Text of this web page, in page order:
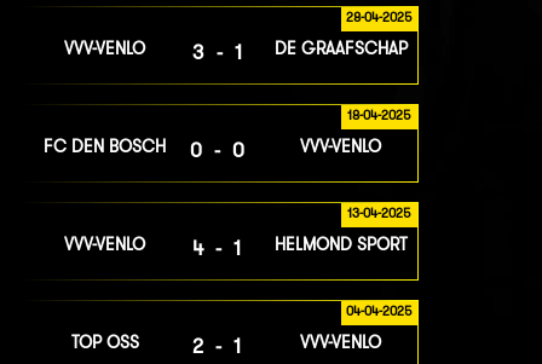
28-04-2025
VVV-VENLO 3-1 DE GRAAFSCHAP
18-04-2025
FC DEN BOSCH 0-0 VVV-VENLO
13-04-2025
VVV-VENLO 4-1 HELMOND SPORT
04-04-2025
TOP OSS 2-1 VVV-VENLO